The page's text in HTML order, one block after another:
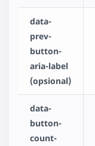
data-
prev-
button-
aria-label
(opsional)
data-
button-
count-